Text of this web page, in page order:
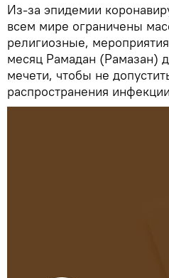
Из-за эпидемии
всем мире ограничены
религиозные,
месяц Рамадан (Рамазан)
мечети, чтобы не
распространения